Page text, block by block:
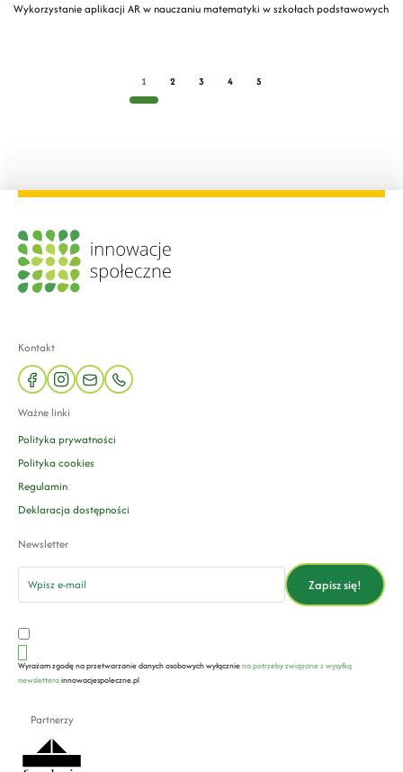
Wykorzystanie aplikacji AR w nauczaniu matematyki w szkołach podstawowych
1 2 3 4 5
Kontakt
facebookinstagram
mail phone
Ważne linki
Polityka prywatności
Polityka cookies
Regulamin
Deklaracja dostępności
Newsletter
email
Zapisz się!
Wyrażam zgodę na przetwarzanie danych osobowych wyłączniena potrzeby związane z wysyłką
newsletterainnowacjespoleczne.pl
Partnerzy